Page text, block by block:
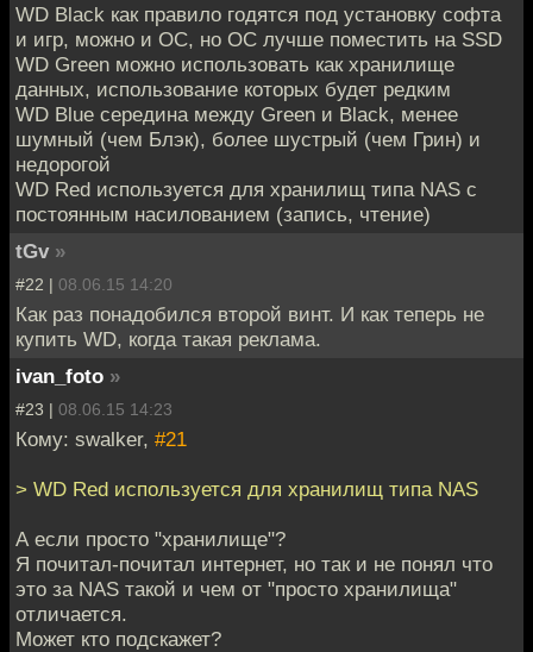
WD Black как правило годятся под установку софта
и игр, можно и ОС, но ОС лучше поместить на SSD
WD Green можно использовать как хранилище
данных, использование которых будет редким
WD Blue середина между Green и Black, менее
шумный (чем Блэк), более шустрый (чем Грин) и
недорогой
WD Red используется для хранилищ типа NAS с
постоянным насилованием (запись, чтение)
tGv »
#22 | 08.06.15 14:20
Как раз понадобился второй винт. И как теперь не
купить WD, когда такая реклама.
ivan_foto »
#23 | 08.06.15 14:23
Кому: swalker, #21
> WD Red используется для хранилищ типа NAS
А если просто "хранилище"?
Я почитал-почитал интернет, но так и не понял что
это за NAS такой и чем от "просто хранилища"
отличается.
Может кто подскажет?